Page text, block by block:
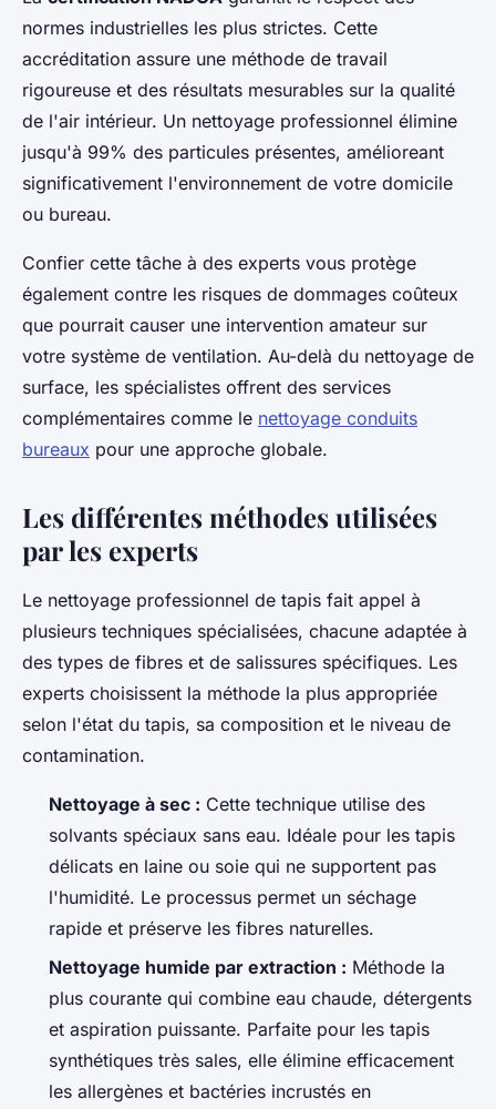
normes industrielles les plus strictes. Cette
accréditation assure une méthode de travail
rigoureuse et des résultats mesurables sur la qualité
de l'air intérieur. Un nettoyage professionnel élimine
jusqu'à 99% des particules présentes, amélioreant
significativement l'environnement de votre domicile
ou bureau.
Confier cette tâche à des experts vous protège
également contre les risques de dommages coûteux
que pourrait causer une intervention amateur sur
votre système de ventilation. Au-delà du nettoyage de
surface, les spécialistes offrent des services
complémentaires comme le nettoyage conduits
bureaux pour une approche globale.
Les différentes méthodes utilisées
par les experts
Le nettoyage professionnel de tapis fait appel à
plusieurs techniques spécialisées, chacune adaptée à
des types de fibres et de salissures spécifiques. Les
experts choisissent la méthode la plus appropriée
selon l'état du tapis, sa composition et le niveau de
contamination.
Nettoyage à sec : Cette technique utilise des
solvants spéciaux sans eau. Idéale pour les tapis
délicats en laine ou soie qui ne supportent pas
l'humidité. Le processus permet un séchage
rapide et préserve les fibres naturelles.
Nettoyage humide par extraction : Méthode la
plus courante qui combine eau chaude, détergents
et aspiration puissante. Parfaite pour les tapis
synthétiques très sales, elle élimine efficacement
les allergènes et bactéries incrustés en